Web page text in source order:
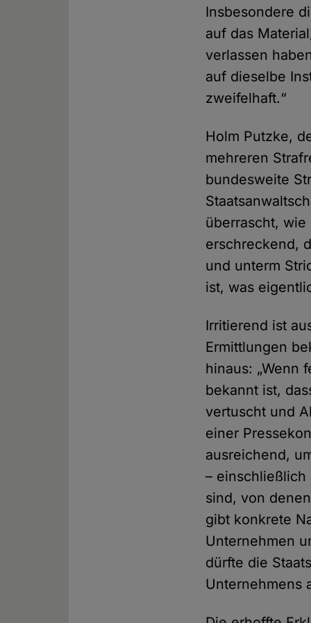
Insbesondere
auf das
verlassen
auf dieselbe
zweifelhaft.“
Holm Putzke,
mehreren
bundesweite
überrascht,
erschreckend,
und unterm
ist, was
Irritierend ist
Ermittlungen
hinaus: „Wenn
bekannt ist,
vertuscht und
einer
ausreichend,
–
sind, von
gibt konkrete
Unternehmen
dürfte die
Unternehmens